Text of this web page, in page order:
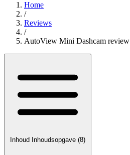
Home
/
Reviews
/
AutoView Mini Dashcam review
Inhoud Inhoudsopgave (8)